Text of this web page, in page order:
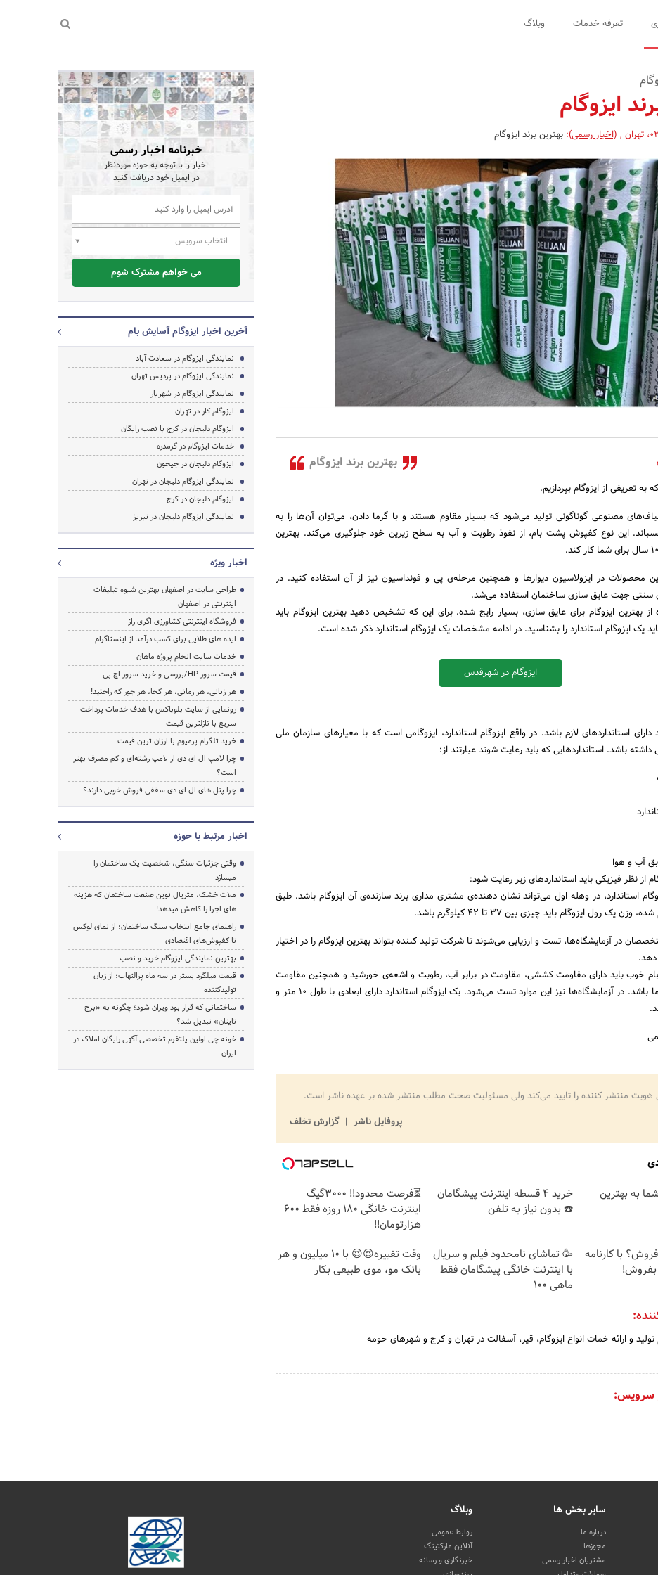
تعرفه خدمات وبلاگ
جستجو
ایزوگام
، تهران ,(اخبار رسمی): بهترین برند ایزوگام
بهترین برند ایزوگام
به تعریفی از ایزوگام بپردازیم.
مصنوعی گوناگونی تولید می‌شود که بسیار مقاوم هستند و با گرما دادن، می‌توان آن‌ها را به
این نوع کفپوش پشت بام، از نفوذ رطوبت و آب به سطح زیرین خود جلوگیری می‌کند. بهترین
محصولات در ایزولاسیون دیوارها و همچنین مرحله‌ی پی و فونداسیون نیز از آن استفاده کنید. در
سنتی جهت عایق سازی ساختمان استفاده می‌شد.
از بهترین ایزوگام برای عایق سازی، بسیار رایج شده. برای این که تشخیص دهید بهترین ایزوگام باید
یک ایزوگام استاندارد را بشناسید. در ادامه مشخصات یک ایزوگام استاندارد ذکر شده است.
ایزوگام در شهرقدس
دارای استانداردهای لازم باشد. در واقع ایزوگام استاندارد، ایزوگامی است که با معیارهای سازمان ملی
داشته باشد. استانداردهایی که باید رعایت شوند عبارتند از:
آب و هوا
از نظر فیزیکی باید استانداردهای زیر رعایت شود:
استاندارد، در وهله اول می‌تواند نشان دهنده‌ی مشتری مداری برند سازنده‌ی آن ایزوگام باشد. طبق
یک رول ایزوگام باید چیزی بین ۳۷ تا ۴۲ کیلوگرم باشد.
در آزمایشگاه‌ها، تست و ارزیابی می‌شوند تا شرکت تولید کننده بتواند بهترین ایزوگام را در اختیار
دهد.
خوب باید دارای مقاومت کششی، مقاومت در برابر آب، رطوبت و اشعه‌ی خورشید و همچنین مقاومت
در برابر سرما و گرما باشد. در آزمایشگاه‌ها نیز این موارد تست می‌شود. یک ایزوگام استاندارد دارای ابعادی با طول ۱۰ متر و
هویت منتشر کننده را تایید می‌کند ولی مسئولیت صحت مطلب منتشر شده بر عهده ناشر است.
پروفایل ناشر
گزارش تخلف
به بهترین
خرید 4 قسطه اینترنت پیشگامان
☎️ بدون نیاز به تلفن
⏳فرصت محدود!! 3000گیگ
اینترنت خانگی 180 روزه فقط 600
هزارتومان!!
با کارنامه
بفروش!
🥳 تماشای نامحدود فیلم و سریال
با اینترنت خانگی پیشگامان فقط
ماهی 100
وقت تغییره😍😍 با 10 میلیون و هر
بانک مو، موی طبیعی بکار
و ارائه خمات انواع ایزوگام، قیر، آسفالت در تهران و کرج و شهرهای حومه
سرویس:
خبرنامه اخبار رسمی
اخبار را با توجه به حوزه موردنظر
در ایمیل خود دریافت کنید
انتخاب سرویس
می خواهم مشترک شوم
آخرین اخبار ایزوگام آسایش بام
نمایندگی ایزوگام در سعادت آباد
نمایندگی ایزوگام در پردیس تهران
نمایندگی ایزوگام در شهریار
ایزوگام کار در تهران
ایزوگام دلیجان در کرج با نصب رایگان
خدمات ایزوگام در گرمدره
ایزوگام دلیجان در جیحون
نمایندگی ایزوگام دلیجان در تهران
ایزوگام دلیجان در کرج
نمایندگی ایزوگام دلیجان در تبریز
اخبار ویژه
طراحی سایت در اصفهان بهترین شیوه تبلیغات
اینترنتی در اصفهان
فروشگاه اینترنتی کشاورزی اگری راز
ایده های طلایی برای کسب درآمد از اینستاگرام
خدمات سایت انجام پروژه ماهان
قیمت سرور HP/بررسی و خرید سرور اچ پی
هر زبانی، هر زمانی، هر کجا، هر جور که راحتید!
رونمایی از سایت بلوباکس با هدف خدمات پرداخت
سریع با نازلترین قیمت
خرید تلگرام پرمیوم با ارزان ترین قیمت
چرا لامپ ال ای دی از لامپ رشته‌ای و کم مصرف بهتر
است؟
چرا پنل های ال ای دی سقفی فروش خوبی دارند؟
اخبار مرتبط با حوزه
وقتی جزئیات سنگی، شخصیت یک ساختمان را
میسازد
ملات خشک، متریال نوین صنعت ساختمان که هزینه‌
های اجرا را کاهش میدهد!
راهنمای جامع انتخاب سنگ ساختمان؛ از نمای لوکس
تا کفپوش‌های اقتصادی
بهترین نمایندگی ایزوگام خرید و نصب
قیمت میلگرد بستر در سه ماه پرالتهاب؛ از زبان
تولیدکننده
ساختمانی که قرار بود ویران شود؛ چگونه به «برج
تایتان» تبدیل شد؟
خونه چی اولین پلتفرم تخصصی آگهی رایگان املاک در
ایران
سایر بخش ها
درباره ما
مجوزها
مشتریان اخبار رسمی
وبلاگ
روابط عمومی
آنلاین مارکتینگ
خبرنگاری و رسانه